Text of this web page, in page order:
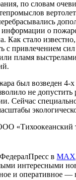
из
в Усть-
началось
только 7